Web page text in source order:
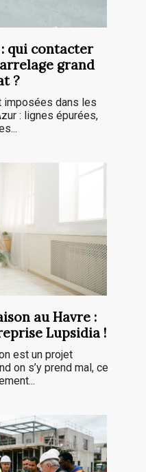
qui contacter
grand
?
imposées dans les
: lignes épurées,
au Havre :
Lupsidia !
est un projet
on s’y prend mal, ce